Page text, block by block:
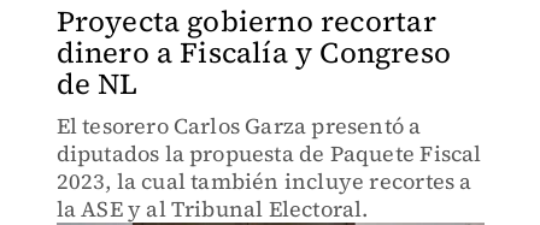
Proyecta gobierno recortar
dinero a Fiscalía y Congreso
de NL
El tesorero Carlos Garza presentó a
diputados la propuesta de Paquete Fiscal
2023, la cual también incluye recortes a
la ASE y al Tribunal Electoral.